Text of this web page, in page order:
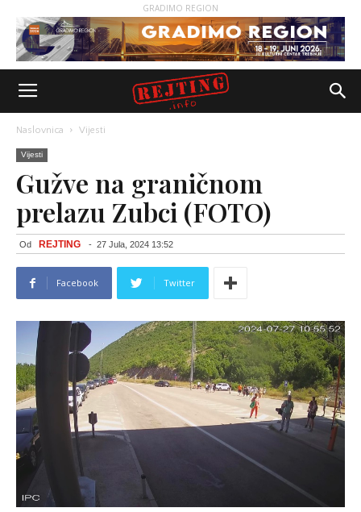
GRADIMO REGION
Naslovnica Vijesti
Vijesti
Gužve na graničnom
prelazu Zubci (FOTO)
Od REJTING - 27 Jula, 2024 13:52
Facebook Twitter